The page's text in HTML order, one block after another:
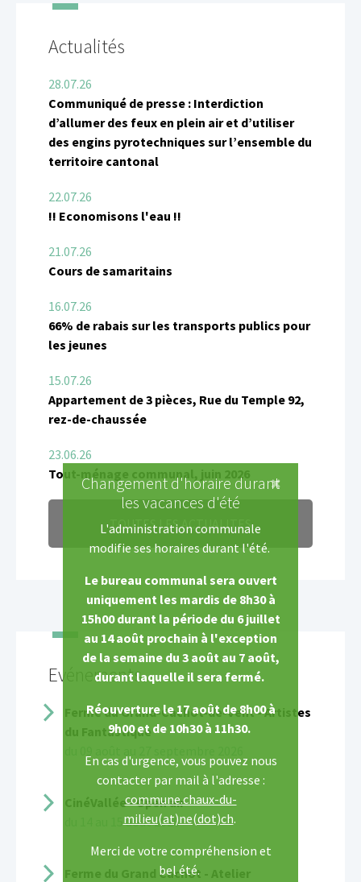
Changement d'horaire durant
les vacances d'été
L'administration communale
modifie ses horaires durant l'été.
Le bureau communal sera ouvert
uniquement les mardis de 8h30 à
15h00 durant la période du 6 juillet
au 14 août prochain à l'exception
de la semaine du 3 août au 7 août,
durant laquelle il sera fermé.
Réouverture le 17 août de 8h00 à
9h00 et de 10h30 à 11h30.
En cas d'urgence, vous pouvez nous
contacter par mail à l'adresse :
commune.chaux-du-
milieu(at)ne(dot)ch.
Merci de votre compréhension et
bel été.
×
Actualités
28.07.26
Communiqué de presse : Interdiction
d’allumer des feux en plein air et d’utiliser
des engins pyrotechniques sur l’ensemble du
territoire cantonal
22.07.26
!! Economisons l'eau !!
21.07.26
Cours de samaritains
16.07.26
66% de rabais sur les transports publics pour
les jeunes
15.07.26
Appartement de 3 pièces, Rue du Temple 92,
rez-de-chaussée
23.06.26
Tout-ménage communal, juin 2026
TOUTES LES ACTUALITES
Evénements
Ferme du Grand-Cachot-de-Vent - Artistes
du Fantastique
CinéVallée - Open air
du 14 au 15 août 2026
Ferme du Grand Cachot - Atelier